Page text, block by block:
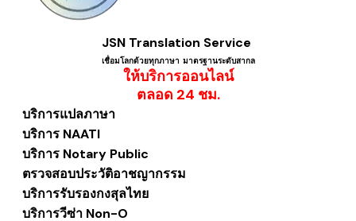
JSN Translation Service
เชื่อมโลกด้วยทุกภาษา ​มาตรฐานระดับสากล
ให้บริการออนไลน์
​ตลอด 24 ชม.
บริการแปลภาษา
บริการ NAATI
บริการ Notary Public
ตรวจสอบประวัติอาชญากรรม
บริการรับรองกงสุลไทย
บริการวีซ่า Non-O